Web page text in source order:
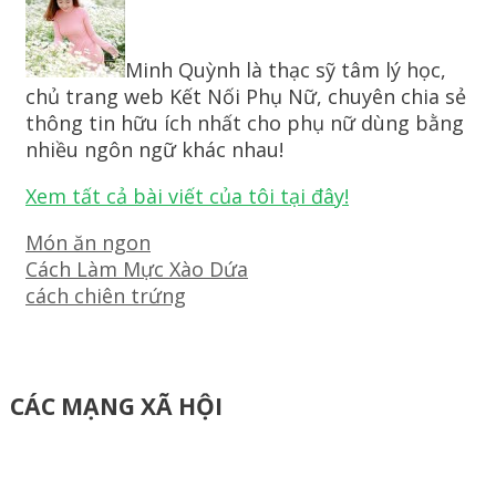
Minh Quỳnh là thạc sỹ tâm lý học,
chủ trang web Kết Nối Phụ Nữ, chuyên chia sẻ
thông tin hữu ích nhất cho phụ nữ dùng bằng
nhiều ngôn ngữ khác nhau!
Xem tất cả bài viết của tôi tại đây!
Danh
mục
Món ăn ngon
Điều
hướng
Cách Làm Mực Xào Dứa
cách chiên trứng
CÁC MẠNG XÃ HỘI